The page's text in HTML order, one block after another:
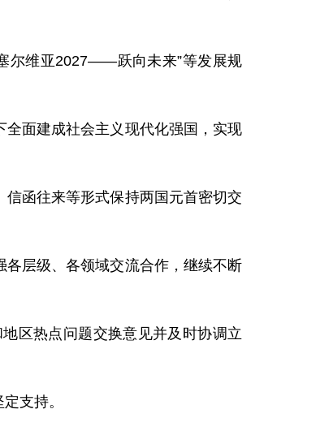
尔维亚2027——跃向未来”等发展规
面建成社会主义现代化强国，实现
函往来等形式保持两国元首密切交
层级、各领域交流合作，继续不断
区热点问题交换意见并及时协调立
支持。